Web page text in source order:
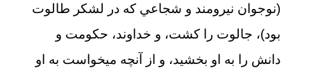
(نوجوان نيرومند و شجاعي كه در لشكر طالوت
بود)، جالوت را كشت، و خداوند، حكومت و
دانش را به او بخشيد، و از آنچه مي‏خواست به او